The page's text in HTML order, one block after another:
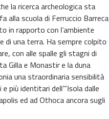
la ricerca archeologica sta
alla scuola di Ferruccio Barreca
in rapporto con l’ambiente
di una terra. Ha sempre colpito
con alle spalle gli stagni di
Gilla e Monastir e la duna
una straordinaria sensibilità
più identitari dell’”Isola dalle
ed ad Othoca ancora sugli